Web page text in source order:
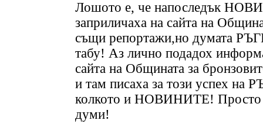
Лошото е, че напоследък
заприличаха на сайта на
същи репортажи,но думата
табу! Аз лично подадох
сайта на Общината за
и там писаха за този успех на
колкото и НОВИНИТЕ! Просто
думи!